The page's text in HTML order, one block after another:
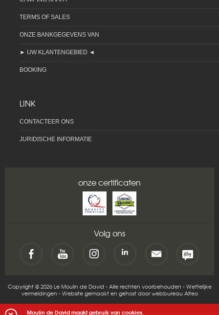
TERMS OF SALES
ONZE BANKGEGEVENS VAN
► UW KLANTENGEBIED ◄
BOOKING
LINK
CONTACTEER ONS
JURIDISCHE INFORMATIE
onze certificaten
Volg ons
Copyright © 2026 Le Moulin de David - Alle rechten voorbehouden -Wettelijke
vermeldingen -Website gemaakt en gehost door webbureau Alteo
Moulin de David maakt gebruik van cookies.